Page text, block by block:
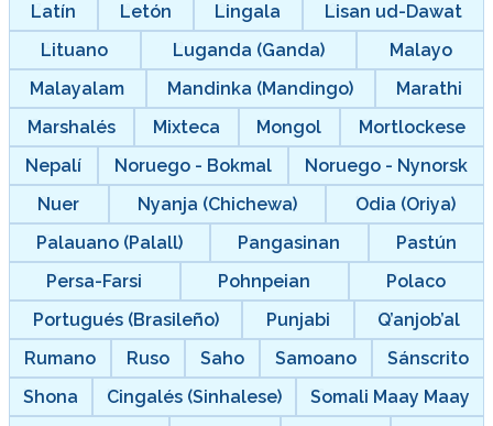
Latín
Letón Lingala
Lisan ud-Dawat
Lituano
Luganda (Ganda)
Malayo
Malayalam
Mandinka (Mandingo)
Marathi
Marshalés
Mixteca Mongol
Mortlockese
Nepalí
Noruego - Bokmal
Noruego - Nynorsk
Nuer
Nyanja (Chichewa)
Odia (Oriya)
Palauano (Palall)
Pangasinan
Pastún
Persa-Farsi
Pohnpeian
Polaco
Portugués (Brasileño)
Punjabi
Q’anjob’al
Rumano
Ruso Saho Samoano
Sánscrito
Shona
Cingalés (Sinhalese)
Somali Maay Maay